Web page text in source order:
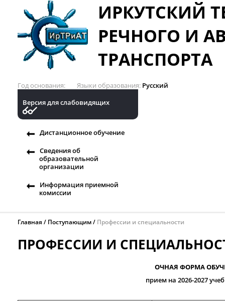
ИРКУТСКИЙ
РЕЧНОГО И
ТРАНСПОРТА
Год основания Языки образования Русский
Версия для слабовидящих
Дистанционное обучение
Сведения об
образовательной
организации
Информация приемной
комиссии
Главная Поступающим Профессии и специальности
ПРОФЕССИИ И
ОЧНАЯ ФОРМА
прием на 2026-2027